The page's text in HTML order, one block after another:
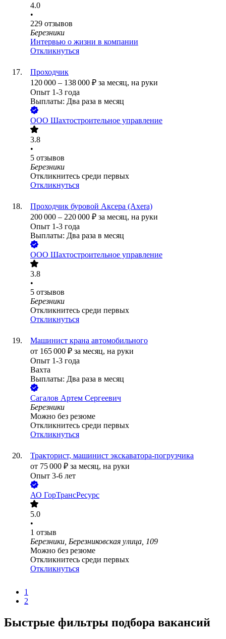
4.0
•
229 отзывов
Березники
Интервью о жизни в компании
Откликнуться
Проходчик
120 000 – 138 000 ₽ за месяц, на руки
Опыт 1-3 года
Выплаты: Два раза в месяц
ООО Шахтостроительное управление
3.8
•
5 отзывов
Березники
Откликнитесь среди первых
Откликнуться
Проходчик буровой Аксера (Axera)
200 000 – 220 000 ₽ за месяц, на руки
Опыт 1-3 года
Выплаты: Два раза в месяц
ООО Шахтостроительное управление
3.8
•
5 отзывов
Березники
Откликнитесь среди первых
Откликнуться
Машинист крана автомобильного
от 165 000 ₽ за месяц, на руки
Опыт 1-3 года
Вахта
Выплаты: Два раза в месяц
Сагалов Артем Сергеевич
Березники
Можно без резюме
Откликнитесь среди первых
Откликнуться
Тракторист, машинист экскаватора-погрузчика
от 75 000 ₽ за месяц, на руки
Опыт 3-6 лет
АО ГорТрансРесурс
5.0
•
1 отзыв
Березники, Березниковская улица, 109
Можно без резюме
Откликнитесь среди первых
Откликнуться
1
2
Быстрые фильтры подбора вакансий